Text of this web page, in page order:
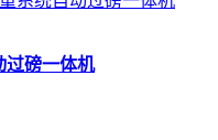
过磅一体机